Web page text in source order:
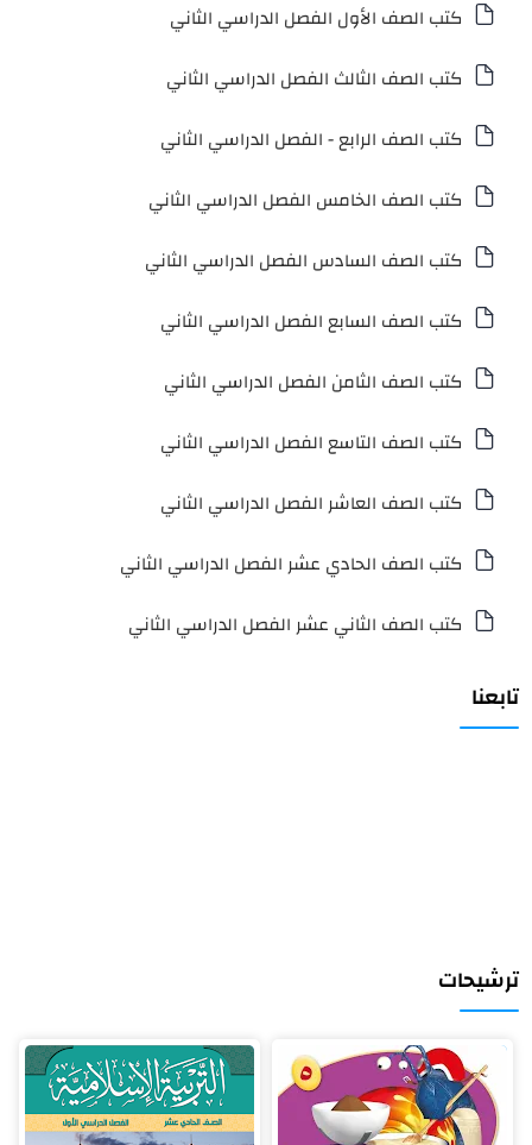
كتب الصف الأول الفصل الدراسي الثاني
كتب الصف الثالث الفصل الدراسي الثاني
كتب الصف الرابع - الفصل الدراسي الثاني
كتب الصف الخامس الفصل الدراسي الثاني
كتب الصف السادس الفصل الدراسي الثاني
كتب الصف السابع الفصل الدراسي الثاني
كتب الصف الثامن الفصل الدراسي الثاني
كتب الصف التاسع الفصل الدراسي الثاني
كتب الصف العاشر الفصل الدراسي الثاني
كتب الصف الحادي عشر الفصل الدراسي الثاني
كتب الصف الثاني عشر الفصل الدراسي الثاني
تابعنا
ترشيحات